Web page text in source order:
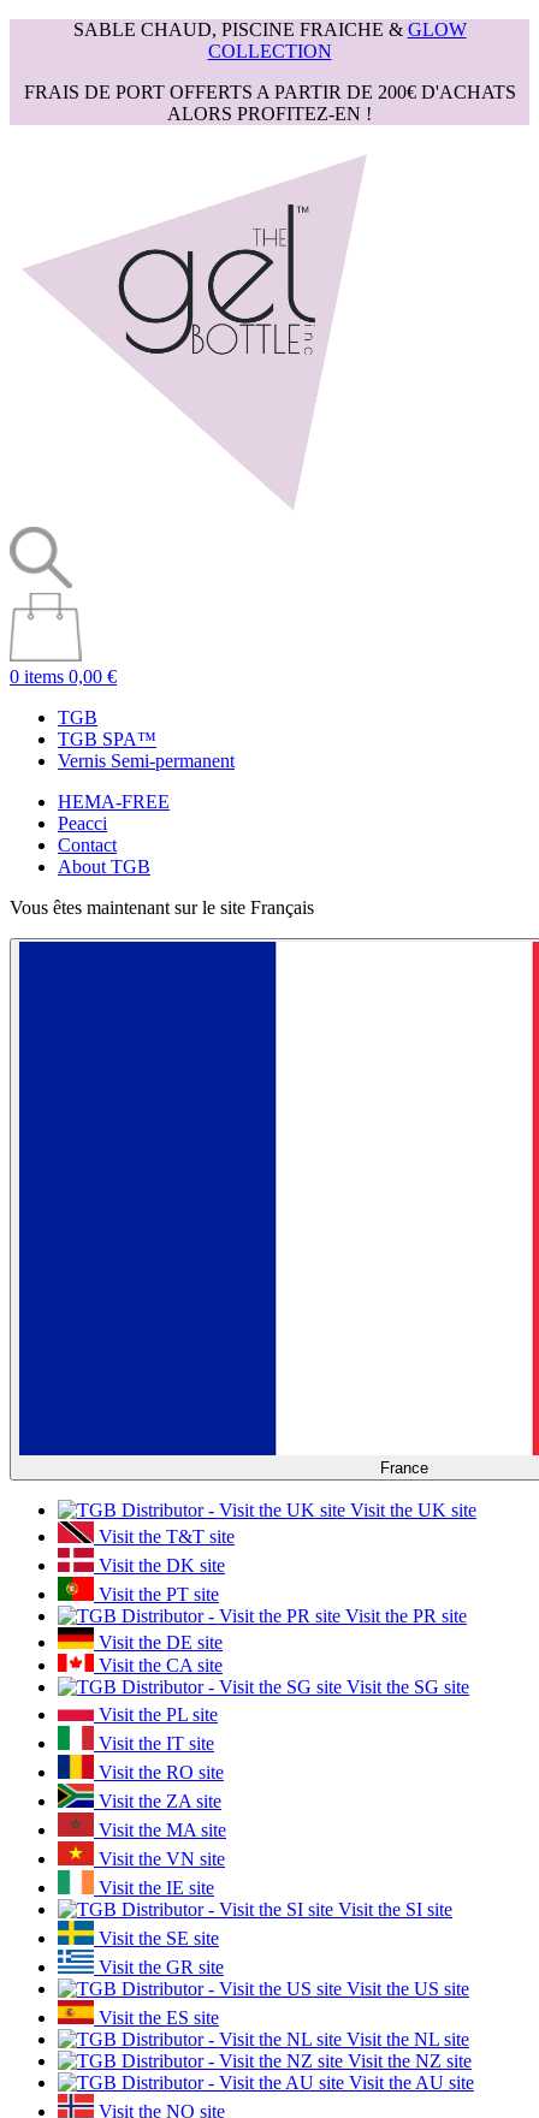
SABLE CHAUD, PISCINE FRAICHE & GLOW
COLLECTION
FRAIS DE PORT OFFERTS A PARTIR DE 200€ D'ACHATS
ALORS PROFITEZ-EN !
0 items 0,00 €
TGB
TGB SPA™
Vernis Semi-permanent
HEMA-FREE
Peacci
Contact
About TGB
Vous êtes maintenant sur le site Français
France
Visit the UK site
Visit the T&T site
Visit the DK site
Visit the PT site
Visit the PR site
Visit the DE site
Visit the CA site
Visit the SG site
Visit the PL site
Visit the IT site
Visit the RO site
Visit the ZA site
Visit the MA site
Visit the VN site
Visit the IE site
Visit the SI site
Visit the SE site
Visit the GR site
Visit the US site
Visit the ES site
Visit the NL site
Visit the NZ site
Visit the AU site
Visit the NO site